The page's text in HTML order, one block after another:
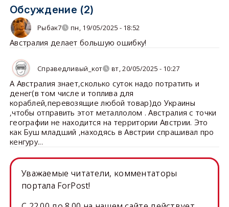
Обсуждение (2)
Рыбак7 пн, 19/05/2025 - 18:52
Австралия делает большую ошибку!
Справедливый_кот вт, 20/05/2025 - 10:27
А Австралия знает,сколько суток надо потратить и
денег(в том числе и топлива для
кораблей,перевозящие любой товар)до Украины
,чтобы отправить этот металлолом . Австралия с точки
географии не находится на территории Австрии. Это
как Буш младший ,находясь в Австрии спрашивал про
кенгуру...
Уважаемые читатели, комментаторы
портала ForPost!